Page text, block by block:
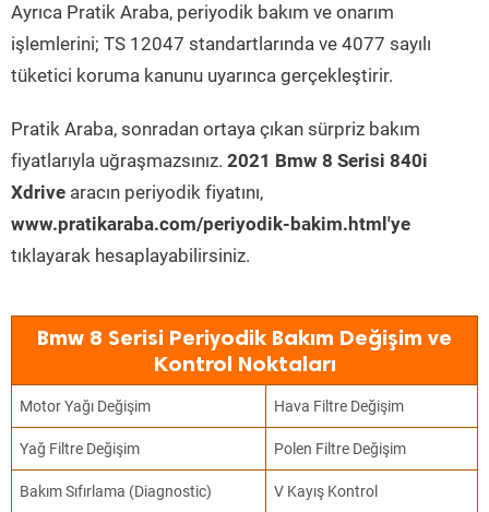
Ayrıca Pratik Araba, periyodik bakım ve onarım
işlemlerini; TS 12047 standartlarında ve 4077 sayılı
tüketici koruma kanunu uyarınca gerçekleştirir.
Pratik Araba, sonradan ortaya çıkan sürpriz bakım
fiyatlarıyla uğraşmazsınız. 2021 Bmw 8 Serisi 840i
Xdrive aracın periyodik fiyatını,
www.pratikaraba.com/periyodik-bakim.html'ye
tıklayarak hesaplayabilirsiniz.
Bmw 8 Serisi Periyodik Bakım Değişim ve
Kontrol Noktaları
Motor Yağı Değişim Hava Filtre Değişim
Yağ Filtre Değişim Polen Filtre Değişim
Bakım Sıfırlama (Diagnostic) V Kayış Kontrol